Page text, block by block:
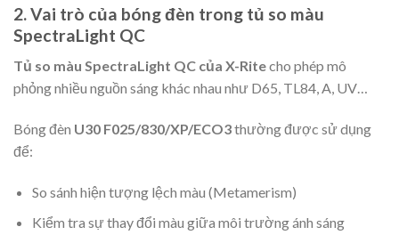
2. Vai trò của bóng đèn trong tủ so màu
SpectraLight QC
Tủ so màu SpectraLight QC của X-Ritecho phép mô
phỏng nhiều nguồn sáng khác nhau như D65, TL84, A, UV…
Bóng đèn U30 F025/830/XP/ECO3thường được sử dụng
để:
So sánh hiện tượng lệch màu (Metamerism)
Kiểm tra sự thay đổi màu giữa môi trường ánh sáng